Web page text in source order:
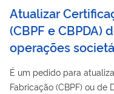
Atualizar
(CBPF e CBPDA)
operações
É um pedido para
Fabricação (CBPF) ou